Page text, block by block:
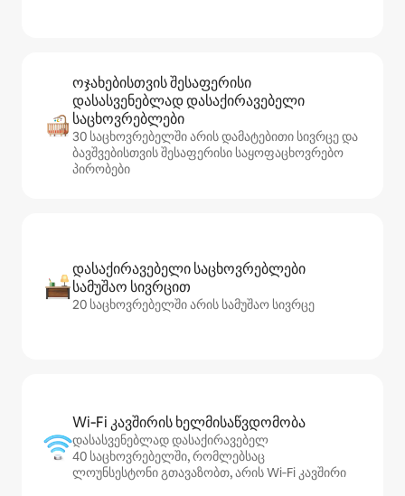
ოჯახებისთვის შესაფერისი
დასასვენებლად დასაქირავებელი
საცხოვრებლები
30 საცხოვრებელში არის დამატებითი სივრცე და
ბავშვებისთვის შესაფერისი საყოფაცხოვრებო
პირობები
დასაქირავებელი საცხოვრებლები
სამუშაო სივრცით
20 საცხოვრებელში არის სამუშაო სივრცე
Wi‑Fi კავშირის ხელმისაწვდომობა
დასასვენებლად დასაქირავებელ
40 საცხოვრებელში, რომლებსაც
ლოუნსესტონი გთავაზობთ, არის Wi‑Fi კავშირი